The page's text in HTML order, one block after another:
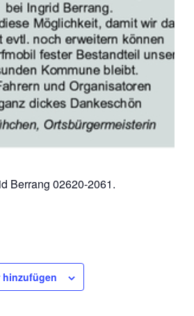
Berrang 02620-2061.
hinzufügen